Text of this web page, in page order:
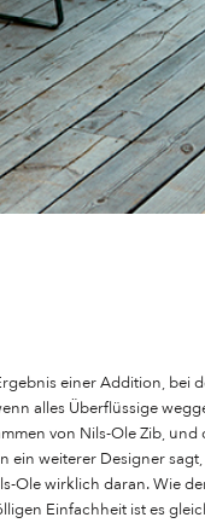
einer Addition,
alles Überflüssige
von Nils-Ole Zib,
ein weiterer Designer
Ole wirklich daran. Wie
Einfachheit ist es